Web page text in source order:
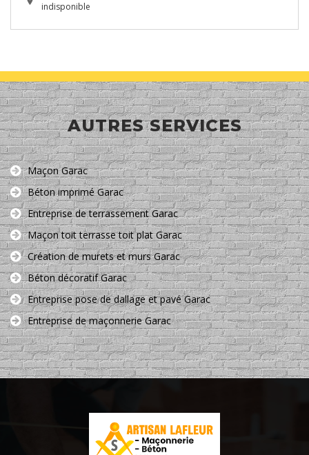
indisponible
AUTRES SERVICES
Maçon Garac
Béton imprimé Garac
Entreprise de terrassement Garac
Maçon toit terrasse toit plat Garac
Création de murets et murs Garac
Béton décoratif Garac
Entreprise pose de dallage et pavé Garac
Entreprise de maçonnerie Garac